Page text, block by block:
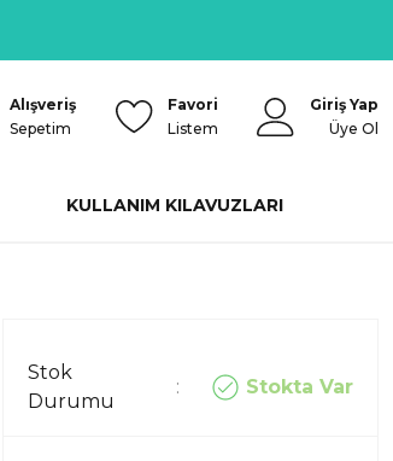
Alışveriş
Sepetim
Favori
Listem
Giriş Yap
Üye Ol
KULLANIM KILAVUZLARI
Stok
Durumu
Stokta Var